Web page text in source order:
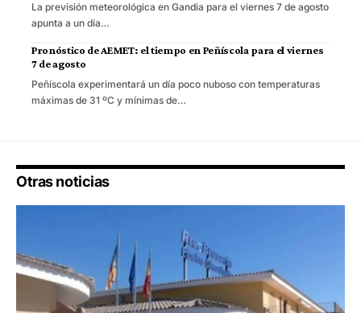
La previsión meteorológica en Gandia para el viernes 7 de agosto
apunta a un día…
Pronóstico de AEMET: el tiempo en Peñíscola para el viernes
7 de agosto
Peñíscola experimentará un día poco nuboso con temperaturas
máximas de 31 ºC y mínimas de…
Otras noticias